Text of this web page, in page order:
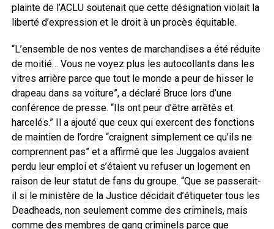
plainte de l’ACLU soutenait que cette désignation violait la
liberté d’expression et le droit à un procès équitable.
“L’ensemble de nos ventes de marchandises a été réduite
de moitié… Vous ne voyez plus les autocollants dans les
vitres arrière parce que tout le monde a peur de hisser le
drapeau dans sa voiture”, a déclaré Bruce lors d’une
conférence de presse. “Ils ont peur d’être arrêtés et
harcelés.” Il a ajouté que ceux qui exercent des fonctions
de maintien de l’ordre “craignent simplement ce qu’ils ne
comprennent pas” et a affirmé que les Juggalos avaient
perdu leur emploi et s’étaient vu refuser un logement en
raison de leur statut de fans du groupe. “Que se passerait-
il si le ministère de la Justice décidait d’étiqueter tous les
Deadheads, non seulement comme des criminels, mais
comme des membres de gang criminels parce que